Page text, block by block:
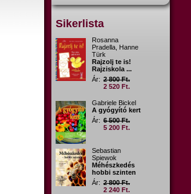
Sikerlista
Rosanna
Pradella, Hanne
Türk
Rajzolj te is!
Rajziskola ...
Ár: 2 800 Ft.
2 520 Ft.
Gabriele Bickel
A gyógyító kert
Ár: 6 500 Ft.
5 200 Ft.
Sebastian
Spiewok
Méhészkedés
hobbi szinten
Ár: 2 800 Ft.
2 240 Ft.